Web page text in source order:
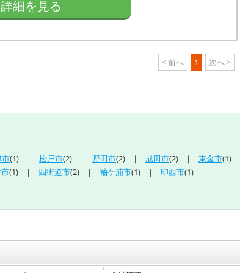
詳細を見る
< 前へ 1 次へ >
市(1) 松戸市(2) 野田市(2) 成田市(2) 東金市(1)
(1) 四街道市(2) 袖ケ浦市(1) 印西市(1)